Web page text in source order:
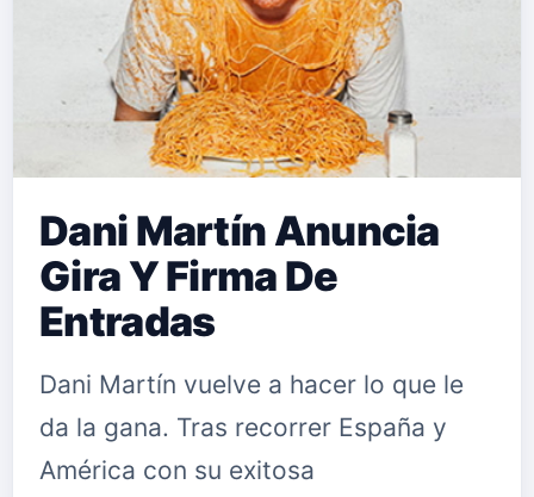
CLAUDIA MOLINA MADONNA Con
tan solo nueve años debutó co…
Dani Martín Anuncia
Gira Y Firma De
Entradas
Dani Martín vuelve a hacer lo que le
da la gana. Tras recorrer España y
América con su exitosa